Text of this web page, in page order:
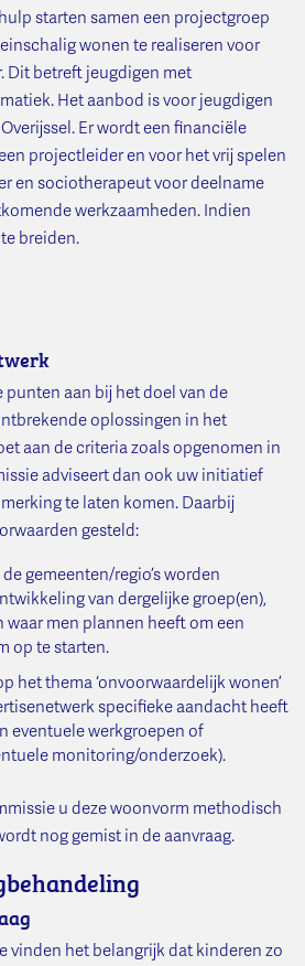
starten samen een projectgroep
wonen te realiseren voor
Dit betreft jeugdigen met
Het aanbod is voor jeugdigen
Er wordt een financiële
projectleider en voor het vrij spelen
en sociotherapeut voor deelname
werkzaamheden. Indien
breiden.
aan bij het doel van de
oplossingen in het
aan de criteria zoals opgenomen in
adviseert dan ook uw initiatief
te laten komen. Daarbij
gesteld:
gemeenten/regio’s worden
van dergelijke groep(en),
waar men plannen heeft om een
op te starten.
het thema ‘onvoorwaardelijk wonen’
specifieke aandacht heeft
eventuele werkgroepen of
monitoring/onderzoek).
u deze woonvorm methodisch
nog gemist in de aanvraag.
vinden het belangrijk dat kinderen zo